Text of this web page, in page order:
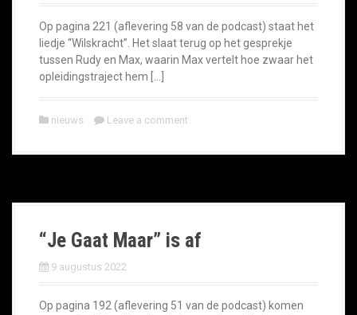
Op pagina 221 (aflevering 58 van de podcast) staat het
liedje “Wilskracht”. Het slaat terug op het gesprekje
tussen Rudy en Max, waarin Max vertelt hoe zwaar het
opleidingstraject hem […]
nieuws Leave a comment
“Je Gaat Maar” is af
9 augustus 2022
Op pagina 192 (aflevering 51 van de podcast) komen